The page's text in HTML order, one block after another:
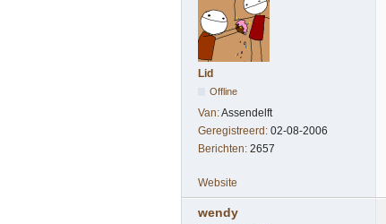
Lid
Offline
Van:Assendelft
Geregistreerd: 02-08-2006
Berichten: 2657
Website
wendy